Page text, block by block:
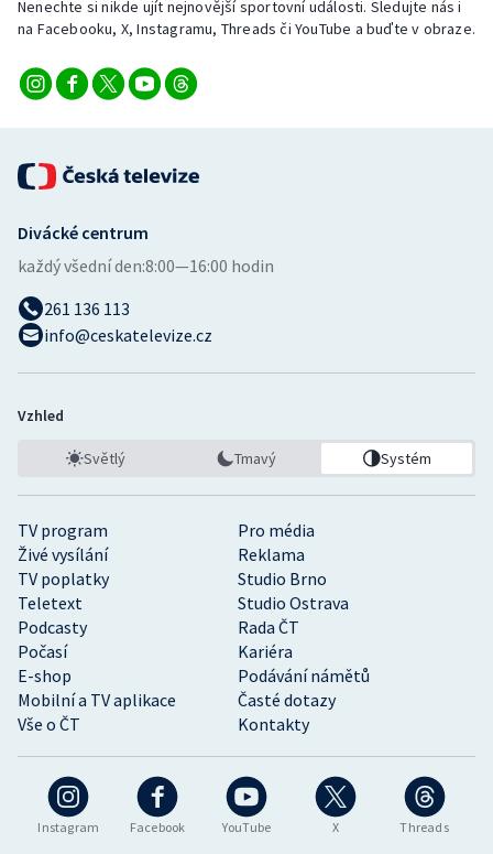
Nenechte si nikde ujít nejnovější sportovní události. Sledujte nás i
na Facebooku, X, Instagramu, Threads či YouTube a buďte v obraze.
Instagram Facebook YouTube X Threads
TV program
Pro média
Živé vysílání
Reklama
TV poplatky
Studio Brno
Teletext
Studio Ostrava
Podcasty
Rada ČT
Počasí
Kariéra
E-shop
Podávání námětů
Mobilní a TV aplikace
Časté dotazy
Vše o ČT
Kontakty
Divácké centrum
každý všední den:8:00—16:00 hodin
261 136 113
info@ceskatelevize.cz
Vzhled
Světlý Tmavý Systém